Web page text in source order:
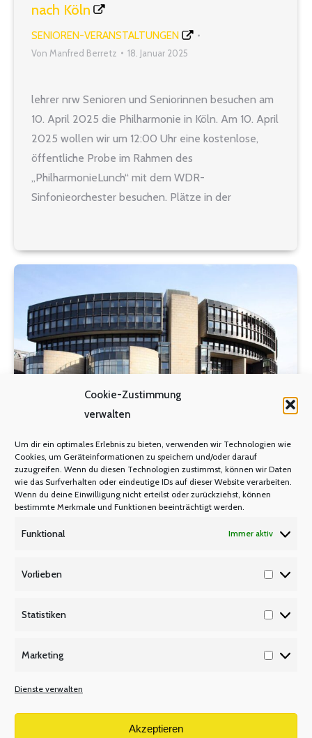
Cookie-Zustimmung
verwalten
Um dir ein optimales Erlebnis zu bieten, verwenden wir Technologien wie
Cookies, um Geräteinformationen zu speichern und/oder darauf
zuzugreifen. Wenn du diesen Technologien zustimmst, können wir Daten
wie das Surfverhalten oder eindeutige IDs auf dieser Website verarbeiten.
Wenn du deine Einwilligung nicht erteilst oder zurückziehst, können
bestimmte Merkmale und Funktionen beeinträchtigt werden.
Funktional Immer aktiv
Vorlieben
Statistiken
Marketing
Dienste verwalten
Akzeptieren
nach Köln
SENIOREN-VERANSTALTUNGEN
Von Manfred Berretz 18. Januar 2025
lehrer nrw Senioren und Seniorinnen besuchen am
10. April 2025 die Philharmonie in Köln. Am 10. April
2025 wollen wir um 12:00 Uhr eine kostenlose,
öffentliche Probe im Rahmen des
„PhilharmonieLunch“ mit dem WDR-
Sinfonieorchester besuchen. Plätze in der
gemeinsames Mittagessen z. B.…
Senioren-Exkursion zum Besuch des
Landtags NRW
lehrer nrw Senioren und Seniorinnen besuchen am
diskutieren mit Angela Freimuth (MdL). An diesem
mit seinen Aufgaben und Abläufen. Für eine
Uhr zu einem Imbiss (2.…